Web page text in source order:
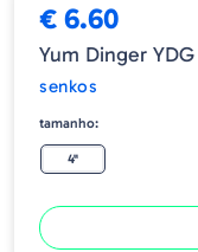
€ 6.60
senkos
tamanho:
4"